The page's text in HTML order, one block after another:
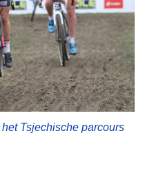
Tsjechische parcours